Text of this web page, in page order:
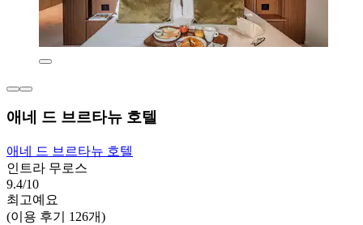
애네 드 브르타뉴 호텔
애네 드 브르타뉴 호텔
인트라 무로스
9.4/10
최고예요
(이용 후기 126개)